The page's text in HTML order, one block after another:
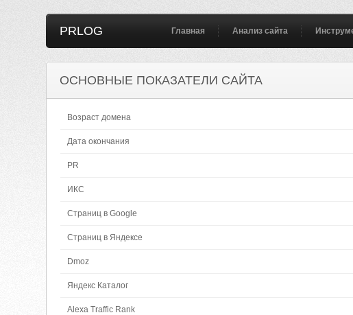
PRLOG Главная Анализ сайта
ОСНОВНЫЕ ПОКАЗАТЕЛИ САЙТА
Возраст домена
Дата окончания
PR
ИКС
Страниц в Google
Страниц в Яндексе
Dmoz
Яндекс Каталог
Alexa Traffic Rank